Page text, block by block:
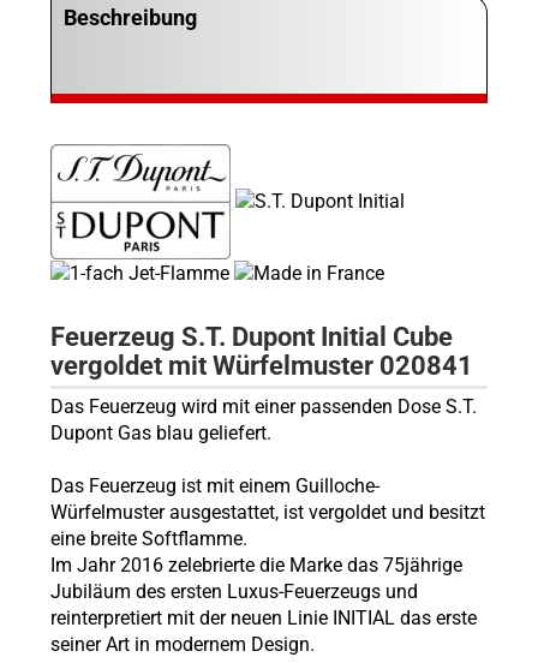
Beschreibung
Feuerzeug S.T. Dupont Initial Cube
vergoldet mit Würfelmuster020841
Das Feuerzeug wird mit einer passenden Dose S.T.
Dupont Gas blau geliefert.
Das Feuerzeug ist mit einem Guilloche-
Würfelmuster ausgestattet, ist vergoldet und besitzt
eine breite Softflamme.
Im Jahr 2016 zelebrierte die Marke das 75jährige
Jubiläum des ersten Luxus-Feuerzeugs und
reinterpretiert mit der neuen Linie INITIAL das erste
seiner Art in modernem Design.